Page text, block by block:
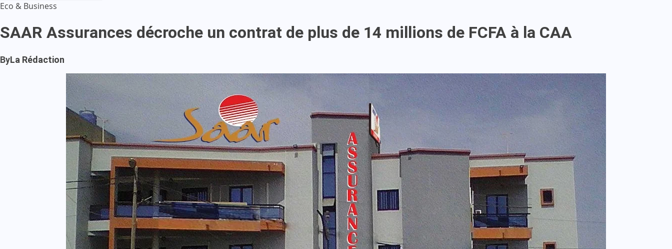
Eco & Business
SAAR Assurances décroche un contrat de plus de 14 millions de FCFA à la CAA
ByLa Rédaction